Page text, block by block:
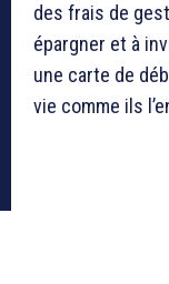
des frais de
épargner et à
une carte de
vie comme ils